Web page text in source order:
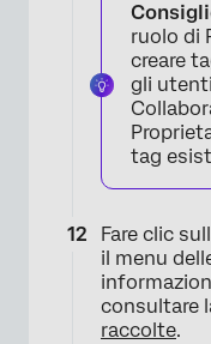
ruolo di
creare
gli
tag
Fare clic
il menu
consultare
raccolte.